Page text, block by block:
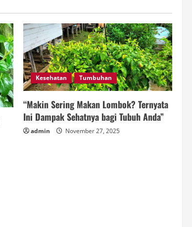
Kesehatan Tumbuhan
“Makin Sering Makan Lombok? Ternyata
Ini Dampak Sehatnya bagi Tubuh Anda”
admin November 27, 2025